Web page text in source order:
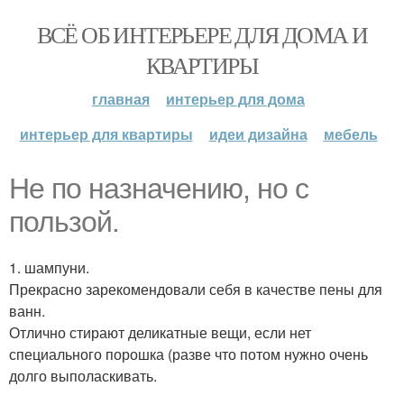
ВСЁ ОБ ИНТЕРЬЕРЕ ДЛЯ ДОМА И
КВАРТИРЫ
главная
интерьер для дома
интерьер для квартиры
идеи дизайна мебель
Не по назначению, но с
пользой.
1. шампуни.
Прекрасно зарекомендовали себя в качестве пены для
ванн.
Отлично стирают деликатные вещи, если нет
специального порошка (разве что потом нужно очень
долго выполаскивать.